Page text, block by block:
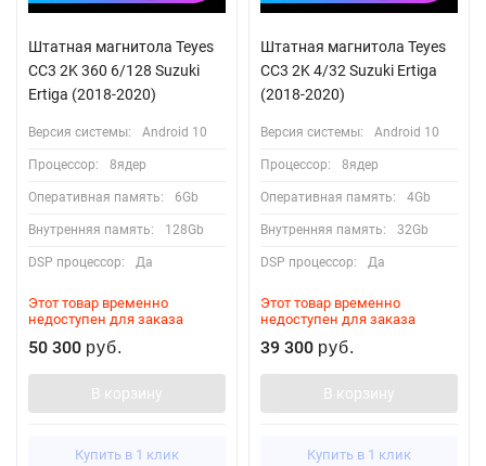
Штатная магнитола Teyes
CC3 2K 360 6/128 Suzuki
Ertiga (2018-2020)
Версия системы: Android 10
Процессор: 8ядер
Оперативная память: 6Gb
Внутренняя память: 128Gb
DSP процессор: Да
Этот товар временно
недоступен для заказа
50 300 руб.
В корзину
Купить в 1 клик
Штатная магнитола Teyes
CC3 2K 4/32 Suzuki Ertiga
(2018-2020)
Версия системы: Android 10
Процессор: 8ядер
Оперативная память: 4Gb
Внутренняя память: 32Gb
DSP процессор: Да
Этот товар временно
недоступен для заказа
39 300 руб.
В корзину
Купить в 1 клик